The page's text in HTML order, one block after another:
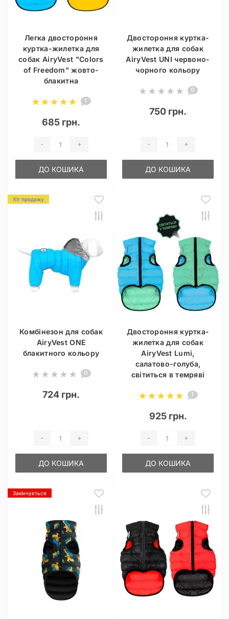
Легка двостороння
куртка-жилетка для
собак AiryVest "Colors
of Freedom" жовто-
блакитна
1
685 грн.
- +
ДО КОШИКА
Двостороння куртка-
жилетка для собак
AiryVest UNI червоно-
чорного кольору
0
750 грн.
- +
ДО КОШИКА
Хіт продажу
Комбінезон для собак
AiryVest ONE
блакитного кольору
0
724 грн.
- +
ДО КОШИКА
Двостороння куртка-
жилетка для собак
AiryVest Lumi,
салатово-голуба,
світиться в темряві
1
925 грн.
- +
ДО КОШИКА
Закінчується